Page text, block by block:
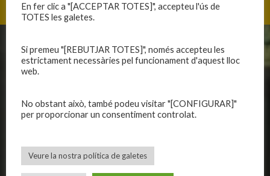
CLUB
Història
Publicacions
Política de galetes
EQUIPS
Equips masculins
Escola
En fer clic a "[ACCEPTAR TOTES]", accepteu l'ús de
TOTES les galetes.
Si premeu "[REBUTJAR TOTES]", només accepteu les
estrictament necessàries pel funcionament d'aquest lloc
web.
No obstant això, també podeu visitar "[CONFIGURAR]"
per proporcionar un consentiment controlat.
Veure la nostra política de galetes